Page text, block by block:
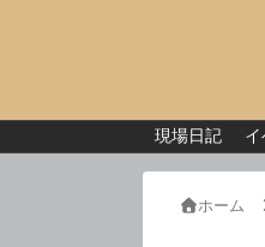
現場日記 イ
ホーム